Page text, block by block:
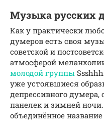
Музыка русских
Как у практически
думеров есть своя
советской и
атмосферой
молодой группы
уже устоявшиеся
депрессивного
панелек и зимней
объединённое